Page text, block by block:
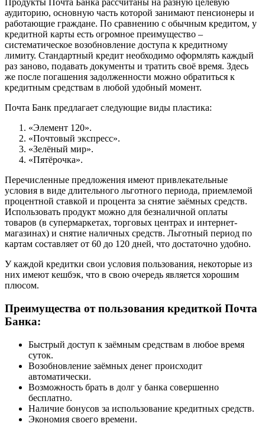
Продукты Почта Банка рассчитаны на разную целевую
аудиторию, основную часть которой занимают пенсионеры и
работающие граждане. По сравнению с обычным кредитом, у
кредитной карты есть огромное преимущество –
систематическое возобновление доступа к кредитному
лимиту. Стандартный кредит необходимо оформлять каждый
раз заново, подавать документы и тратить своё время. Здесь
же после погашения задолженности можно обратиться к
кредитным средствам в любой удобный момент.
Почта Банк предлагает следующие виды пластика:
«Элемент 120».
«Почтовый экспресс».
«Зелёный мир».
«Пятёрочка».
Перечисленные предложения имеют привлекательные
условия в виде длительного льготного периода, приемлемой
процентной ставкой и процента за снятие заёмных средств.
Использовать продукт можно для безналичной оплаты
товаров (в супермаркетах, торговых центрах и интернет-
магазинах) и снятие наличных средств. Льготный период по
картам составляет от 60 до 120 дней, что достаточно удобно.
У каждой кредитки свои условия пользования, некоторые из
них имеют кешбэк, что в свою очередь является хорошим
плюсом.
Преимущества от пользования кредиткой Почта
Банка:
Быстрый доступ к заёмным средствам в любое время
суток.
Возобновление заёмных денег происходит
автоматически.
Возможность брать в долг у банка совершенно
бесплатно.
Наличие бонусов за использование кредитных средств.
Экономия своего времени.